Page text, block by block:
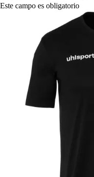
Este campo es obligatorio